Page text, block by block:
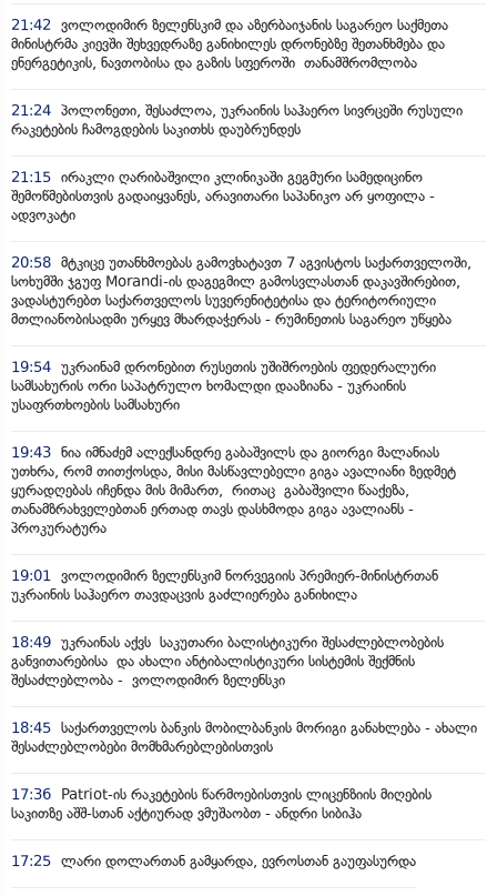
21:42 ვოლოდიმირ ზელენსკიმ და აზერბაიჯანის საგარეო საქმეთა
მინისტრმა კიევში შეხვედრაზე განიხილეს დრონებზე შეთანხმება და
ენერგეტიკის, ნავთობისა და გაზის სფეროში თანამშრომლობა
21:24 პოლონეთი, შესაძლოა, უკრაინის საჰაერო სივრცეში რუსული
რაკეტების ჩამოგდების საკითხს დაუბრუნდეს
21:15 ირაკლი ღარიბაშვილი კლინიკაში გეგმური სამედიცინო
შემოწმებისთვის გადაიყვანეს, არავითარი საპანიკო არ ყოფილა -
ადვოკატი
20:58 მტკიცე უთანხმოებას გამოვხატავთ 7 აგვისტოს საქართველოში,
სოხუმში ჯგუფ Morandi-ის დაგეგმილ გამოსვლასთან დაკავშირებით,
ვადასტურებთ საქართველოს სუვერენიტეტისა და ტერიტორიული
მთლიანობისადმი ურყევ მხარდაჭერას - რუმინეთის საგარეო უწყება
19:54 უკრაინამ დრონებით რუსეთის უშიშროების ფედერალური
სამსახურის ორი საპატრულო ხომალდი დააზიანა - უკრაინის
უსაფრთხოების სამსახური
19:43 ნია იმნაძემ ალექსანდრე გაბაშვილს და გიორგი მალანიას
უთხრა, რომ თითქოსდა, მისი მასწავლებელი გიგა ავალიანი ზედმეტ
ყურადღებას იჩენდა მის მიმართ, რითაც გაბაშვილი წააქეზა,
თანამზრახველებთან ერთად თავს დასხმოდა გიგა ავალიანს -
პროკურატურა
19:01 ვოლოდიმირ ზელენსკიმ ნორვეგიის პრემიერ-მინისტრთან
უკრაინის საჰაერო თავდაცვის გაძლიერება განიხილა
18:49 უკრაინას აქვს საკუთარი ბალისტიკური შესაძლებლობების
განვითარებისა და ახალი ანტიბალისტიკური სისტემის შექმნის
შესაძლებლობა - ვოლოდიმირ ზელენსკი
18:45 საქართველოს ბანკის მობილბანკის მორიგი განახლება - ახალი
შესაძლებლობები მომხმარებლებისთვის
17:36
Patriot-ის რაკეტების წარმოებისთვის ლიცენზიის მიღების
საკითზე აშშ-სთან აქტიურად ვმუშაობთ - ანდრი სიბიჰა
17:25 ლარი დოლართან გამყარდა, ევროსთან გაუფასურდა